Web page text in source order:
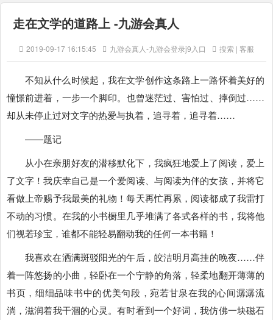
走在文学的道路上 -九游会真人
2019-09-17 16:15:45 九游会真人-九游会登录j9入口 搜索 | 客服
不知从什么时候起，我在文学创作这条路上一路怀着美好的
憧憬前进着，一步一个脚印。也曾迷茫过、害怕过、摔倒过……
却从未停止过对文字的热爱与执着，追寻着，追寻着……
——题记
从小在亲朋好友的潜移默化下，我疯狂地爱上了阅读，爱上
了文字！我庆幸自己是一个爱阅读、与阅读为伴的女孩，并将它
看做上帝赐予我最美的礼物！每天再忙再累，阅读都成了我雷打
不动的习惯。在我的小书橱里几乎堆满了各式各样的书，我将他
们视若珍宝，谁都不能轻易翻动我的任何一本书籍！
我喜欢在洒满斑驳阳光的午后，皎洁明月高挂的晚夜……伴
着一阵悠扬的小曲，轻卧在一个宁静的角落，轻柔地翻开薄薄的
书页，细细品味书中的优美句段，宛若甘泉在我的心间潺潺流
淌，滋润着我干涸的心灵。有时看到一个好词，我仿佛一块磁石